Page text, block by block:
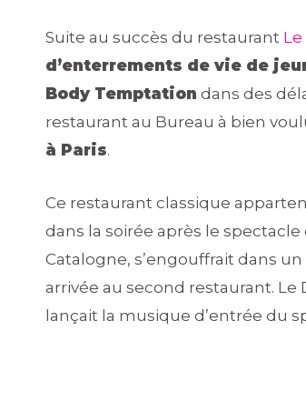
Suite au succès du restaurant Le
d’enterrements de vie de
Body Temptation dans des
restaurant au Bureau à bien
à Paris.
Ce restaurant classique
dans la soirée après le
Catalogne, s’engouffrait dans
arrivée au second restaurant.
lançait la musique d’entrée du